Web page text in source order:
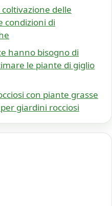
delle
condizioni di
hanno bisogno di
le piante di giglio
con piante grasse
giardini rocciosi